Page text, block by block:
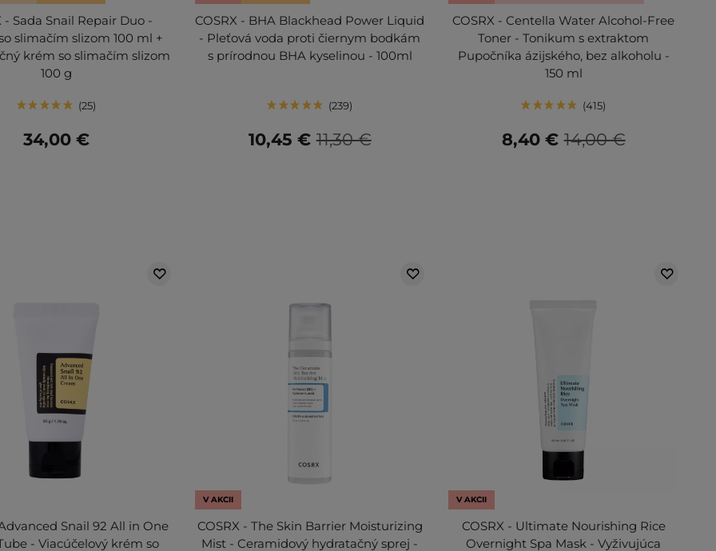
- Sada Snail Repair Duo -
slimačím slizom 100 ml +
krém so slimačím slizom
100 g
25
34,00 €
COSRX - BHA Blackhead Power Liquid
- Pleťová voda proti čiernym bodkám
s prírodnou BHA kyselinou - 100ml
239
11,30 €
10,45 €
COSRX - Centella Water Alcohol-Free
Toner - Tonikum s extraktom
Pupočníka ázijského, bez alkoholu -
150 ml
415
14,00 €
8,40 €
Snail 92 All in One
- Viacúčelový krém so
V AKCII
COSRX - The Skin Barrier Moisturizing
Mist - Ceramidový hydratačný sprej -
V AKCII
COSRX - Ultimate Nourishing Rice
Overnight Spa Mask - Vyživujúca